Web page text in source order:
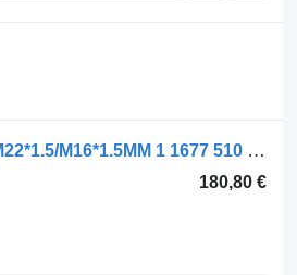
DAF KRAN GALMIVNIY GOLOVNIY DAF CF75/CF85/XF105 M22*1.5/M16*1.5MM 1 1677 510 glavni kocioni ventil za DAF 75CF, 85CF, XF105 tegljača
180,80 €